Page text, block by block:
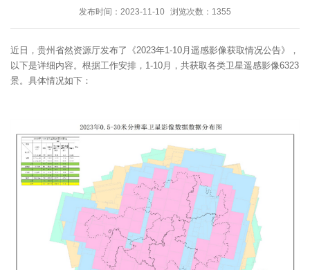
发布时间：2023-11-10 浏览次数：1355
近日，贵州省然资源厅发布了《2023年1-10月遥感影像获取情况公告》，
以下是详细内容。根据工作安排，1-10月，共获取各类卫星遥感影像6323
景。具体情况如下：